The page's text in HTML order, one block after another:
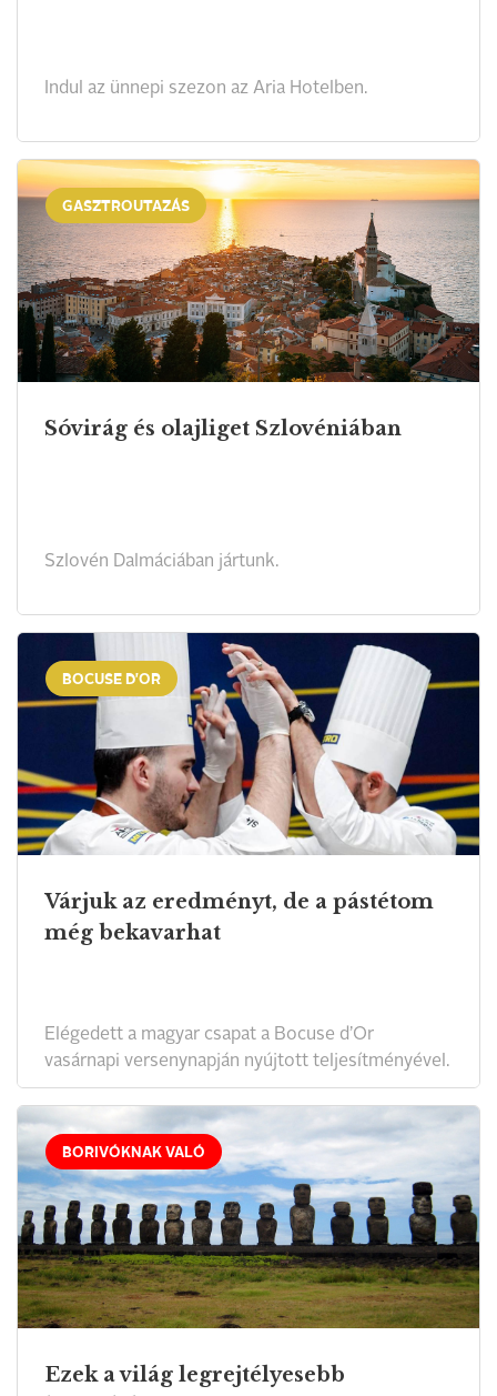
Indul az ünnepi szezon az Aria Hotelben.
GASZTROUTAZÁS
Sóvirág és olajliget Szlovéniában
Szlovén Dalmáciában jártunk.
BOCUSE D'OR
Várjuk az eredményt, de a pástétom
még bekavarhat
Elégedett a magyar csapat a Bocuse d’Or
vasárnapi versenynapján nyújtott teljesítményével.
BORIVÓKNAK VALÓ
Ezek a világ legrejtélyesebb